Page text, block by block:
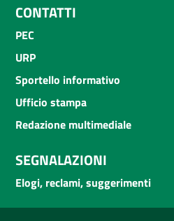
CONTATTI
PEC
URP
Sportello informativo
Ufficio stampa
Redazione multimediale
SEGNALAZIONI
Elogi, reclami, suggerimenti